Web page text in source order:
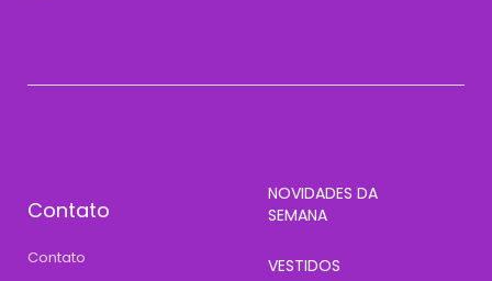
Contato
Contato
NOVIDADES DA
SEMANA
VESTIDOS